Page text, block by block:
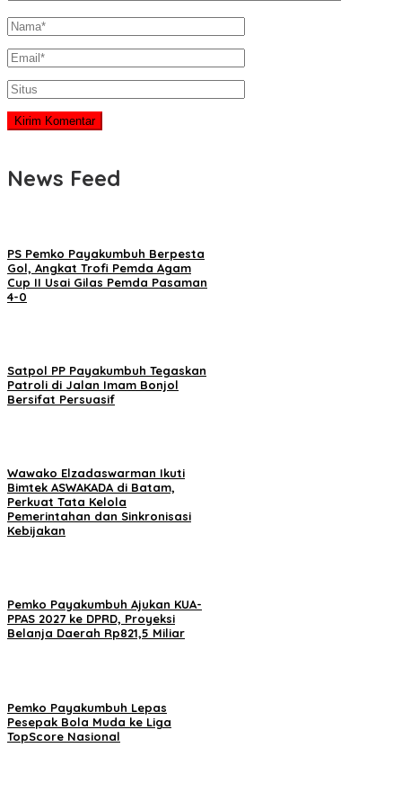
News Feed
PS Pemko Payakumbuh Berpesta
Gol, Angkat Trofi Pemda Agam
Cup II Usai Gilas Pemda Pasaman
4-0
Satpol PP Payakumbuh Tegaskan
Patroli di Jalan Imam Bonjol
Bersifat Persuasif
Wawako Elzadaswarman Ikuti
Bimtek ASWAKADA di Batam,
Perkuat Tata Kelola
Pemerintahan dan Sinkronisasi
Kebijakan
Pemko Payakumbuh Ajukan KUA-
PPAS 2027 ke DPRD, Proyeksi
Belanja Daerah Rp821,5 Miliar
Pemko Payakumbuh Lepas
Pesepak Bola Muda ke Liga
TopScore Nasional